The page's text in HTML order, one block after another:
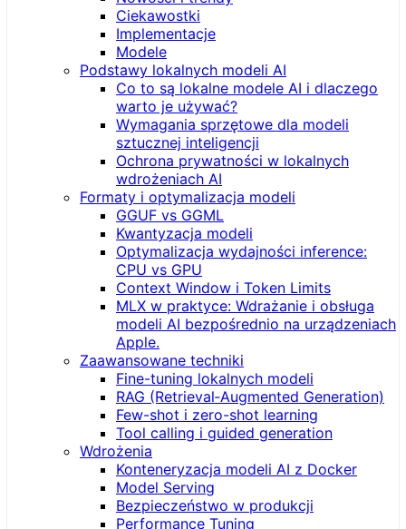
Ciekawostki
Implementacje
Modele
Podstawy lokalnych modeli AI
Co to są lokalne modele AI i dlaczego
warto je używać?
Wymagania sprzętowe dla modeli
sztucznej inteligencji
Ochrona prywatności w lokalnych
wdrożeniach AI
Formaty i optymalizacja modeli
GGUF vs GGML
Kwantyzacja modeli
Optymalizacja wydajności inference:
CPU vs GPU
Context Window i Token Limits
MLX w praktyce: Wdrażanie i obsługa
modeli AI bezpośrednio na urządzeniach
Apple.
Zaawansowane techniki
Fine-tuning lokalnych modeli
RAG (Retrieval‑Augmented Generation)
Few-shot i zero-shot learning
Tool calling i guided generation
Wdrożenia
Konteneryzacja modeli AI z Docker
Model Serving
Bezpieczeństwo w produkcji
Performance Tuning